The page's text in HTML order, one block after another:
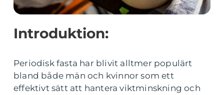
Introduktion:
Periodisk fasta har blivit alltmer populärt
bland både män och kvinnor som ett
effektivt sätt att hantera viktminskning och